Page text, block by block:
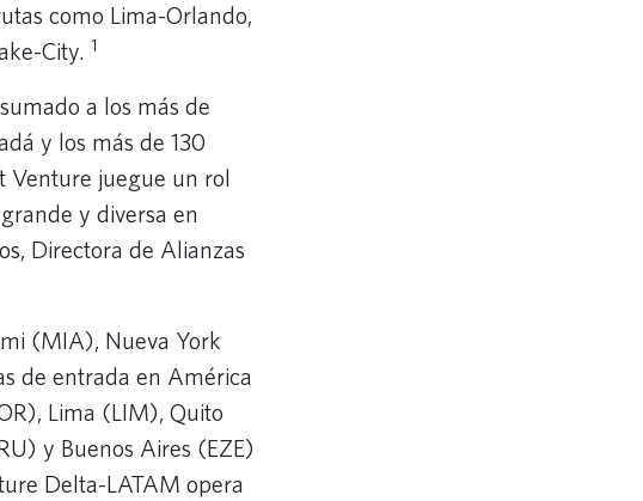
como Lima-Orlando,
City. 1
a los más de
y los más de 130
Venture juegue un rol
y diversa en
Directora de Alianzas
(MIA), Nueva York
de entrada en América
Lima (LIM), Quito
y Buenos Aires (EZE)
Delta-LATAM opera